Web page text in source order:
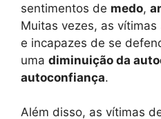
sentimentos de medo,
Muitas vezes, as
e incapazes de se
uma diminuição da
autoconfiança.
Além disso, as vítimas